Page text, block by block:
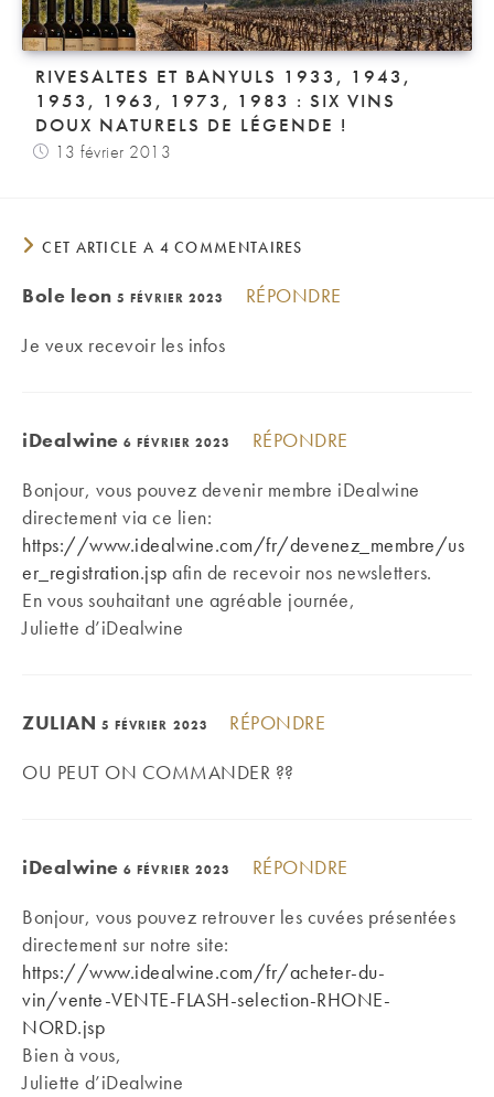
RIVESALTES ET BANYULS 1933, 1943,
1953, 1963, 1973, 1983 : SIX VINS
DOUX NATURELS DE LÉGENDE !
13 février 2013
CET ARTICLE A 4 COMMENTAIRES
Bole leon 5 FÉVRIER 2023
RÉPONDRE
Je veux recevoir les infos
iDealwine 6 FÉVRIER 2023
RÉPONDRE
Bonjour, vous pouvez devenir membre iDealwine
directement via ce lien:
https://www.idealwine.com/fr/devenez_membre/us
er_registration.jsp afin de recevoir nos newsletters.
En vous souhaitant une agréable journée,
Juliette d’iDealwine
ZULIAN 5 FÉVRIER 2023
RÉPONDRE
OU PEUT ON COMMANDER ??
iDealwine 6 FÉVRIER 2023
RÉPONDRE
Bonjour, vous pouvez retrouver les cuvées présentées
directement sur notre site:
https://www.idealwine.com/fr/acheter-du-
vin/vente-VENTE-FLASH-selection-RHONE-
NORD.jsp
Bien à vous,
Juliette d’iDealwine